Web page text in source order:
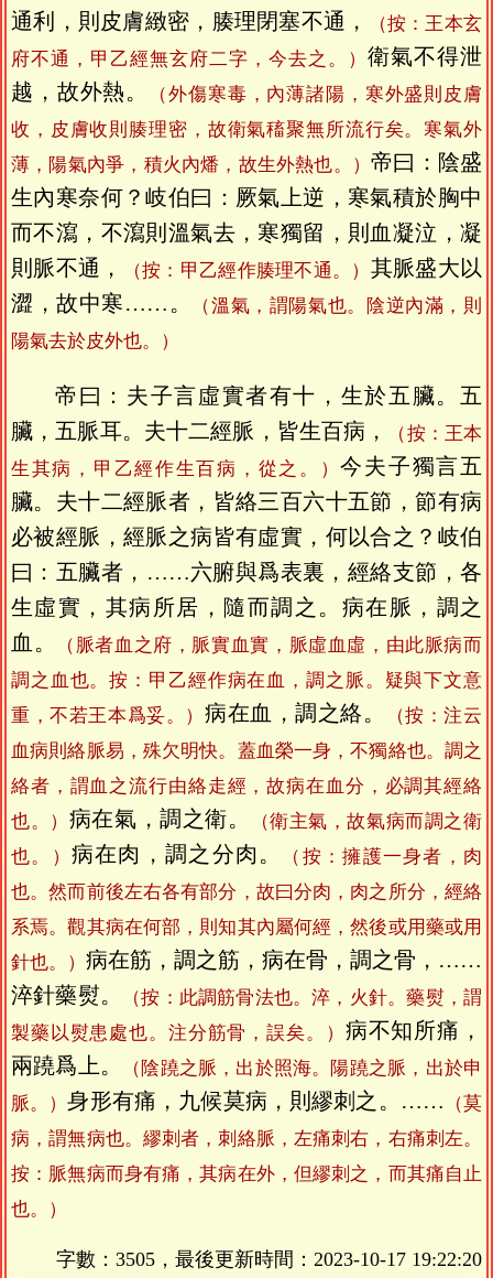
通利，則皮膚緻密，腠理閉塞不通，
（按：王本玄
府不通，甲乙經無玄府二字，今去之。） 衛氣不得泄
越，故外熱。
（外傷寒毒，內薄諸陽，寒外盛則皮膚
收，皮膚收則腠理密，故衛氣稸聚無所流行矣。寒氣外
薄，陽氣內爭，積火內燔，故生外熱也。）帝曰：陰盛
生內寒奈何？岐伯曰：厥氣上逆，寒氣積於胸中
而不瀉，不瀉則溫氣去，寒獨留，則血凝泣，凝
則脈不通，
（按：甲乙經作腠理不通。） 其脈盛大以
澀，故中寒……。
（溫氣，謂陽氣也。陰逆內滿，則
陽氣去於皮外也。）
帝曰：夫子言虛實者有十，生於五臟。五
臟，五脈耳。夫十二經脈，皆生百病，
（按：王本
生其病，甲乙經作生百病，從之。）今夫子獨言五
臟。夫十二經脈者，皆絡三百六十五節，節有病
必被經脈，經脈之病皆有虛實，何以合之？岐伯
曰：五臟者，……六腑與爲表裏，經絡支節，各
生虛實，其病所居，隨而調之。病在脈，調之
血。
（脈者血之府，脈實血實，脈虛血虛，由此脈病而
調之血也。按：甲乙經作病在血，調之脈。疑與下文意
重，不若王本爲妥。） 病在血，調之絡。
（按：注云
血病則絡脈易，殊欠明快。蓋血榮一身，不獨絡也。調之
絡者，謂血之流行由絡走經，故病在血分，必調其經絡
也。） 病在氣，調之衛。
（衛主氣，故氣病而調之衛
也。） 病在肉，調之分肉。
（按：擁護一身者，肉
也。然而前後左右各有部分，故曰分肉，肉之所分，經絡
系焉。觀其病在何部，則知其內屬何經，然後或用藥或用
針也。） 病在筋，調之筋，病在骨，調之骨，……
淬針藥熨。
（按：此調筋骨法也。淬，火針。藥熨，謂
製藥以熨患處也。注分筋骨，誤矣。） 病不知所痛，
兩蹺爲上。
（陰蹺之脈，出於照海。陽蹺之脈，出於申
脈。）身形有痛，九候莫病，則繆刺之。…… （莫
病，謂無病也。繆刺者，刺絡脈，左痛刺右，右痛刺左。
按：脈無病而身有痛，其病在外，但繆刺之，而其痛自止
也。）
字數：3505，最後更新時間： 2023-10-17 19:22:20